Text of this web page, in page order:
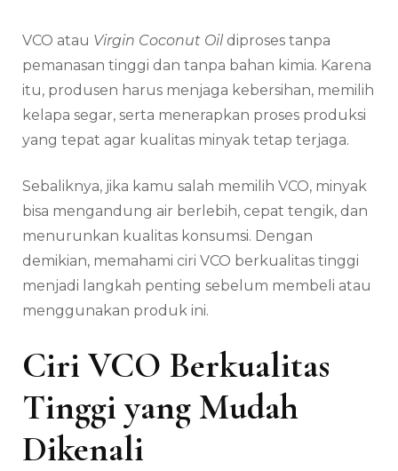
VCO atau Virgin Coconut Oildiproses tanpa
pemanasan tinggi dan tanpa bahan kimia. Karena
itu, produsen harus menjaga kebersihan, memilih
kelapa segar, serta menerapkan proses produksi
yang tepat agar kualitas minyak tetap terjaga.
Sebaliknya, jika kamu salah memilih VCO, minyak
bisa mengandung air berlebih, cepat tengik, dan
menurunkan kualitas konsumsi. Dengan
demikian, memahami ciri VCO berkualitas tinggi
menjadi langkah penting sebelum membeli atau
menggunakan produk ini.
Ciri VCO Berkualitas
Tinggi yang Mudah
Dikenali